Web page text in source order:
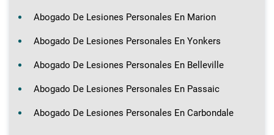
Abogado De Lesiones Personales En Marion
Abogado De Lesiones Personales En Yonkers
Abogado De Lesiones Personales En Belleville
Abogado De Lesiones Personales En Passaic
Abogado De Lesiones Personales En Carbondale